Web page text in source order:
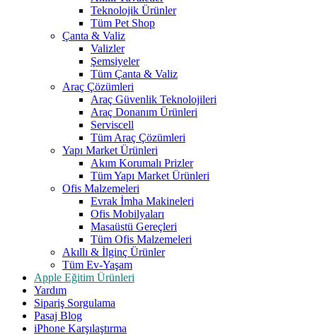
Teknolojik Ürünler
Tüm Pet Shop
Çanta & Valiz
Valizler
Şemsiyeler
Tüm Çanta & Valiz
Araç Çözümleri
Araç Güvenlik Teknolojileri
Araç Donanım Ürünleri
Serviscell
Tüm Araç Çözümleri
Yapı Market Ürünleri
Akım Korumalı Prizler
Tüm Yapı Market Ürünleri
Ofis Malzemeleri
Evrak İmha Makineleri
Ofis Mobilyaları
Masaüstü Gereçleri
Tüm Ofis Malzemeleri
Akıllı & İlginç Ürünler
Tüm Ev-Yaşam
Apple Eğitim Ürünleri
Yardım
Sipariş Sorgulama
Pasaj Blog
iPhone Karşılaştırma